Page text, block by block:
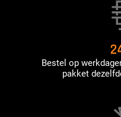
Bestel op
pakket